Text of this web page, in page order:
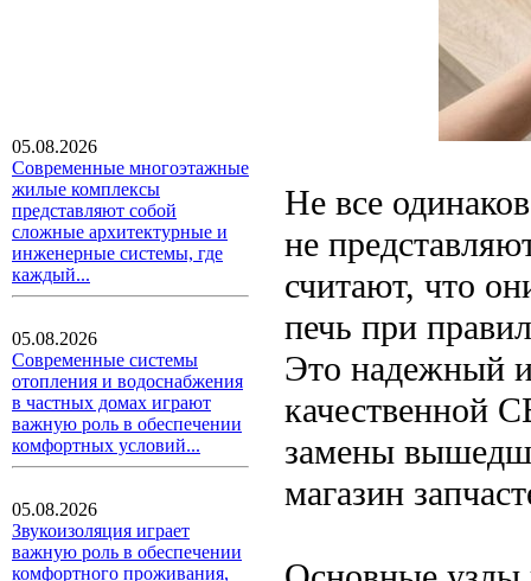
05.08.2026
Современные многоэтажные
жилые комплексы
представляют собой
сложные архитектурные и
инженерные системы, где
каждый...
05.08.2026
Современные системы
отопления и водоснабжения
в частных домах играют
важную роль в обеспечении
комфортных условий...
05.08.2026
Звукоизоляция играет
важную роль в обеспечении
комфортного проживания,
Не все
не
считают, что
печь при
Это надежный
качественной
замены
магазин